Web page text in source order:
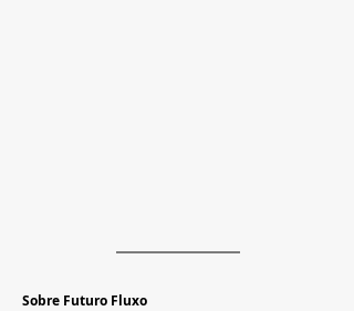
Sobre Futuro Fluxo